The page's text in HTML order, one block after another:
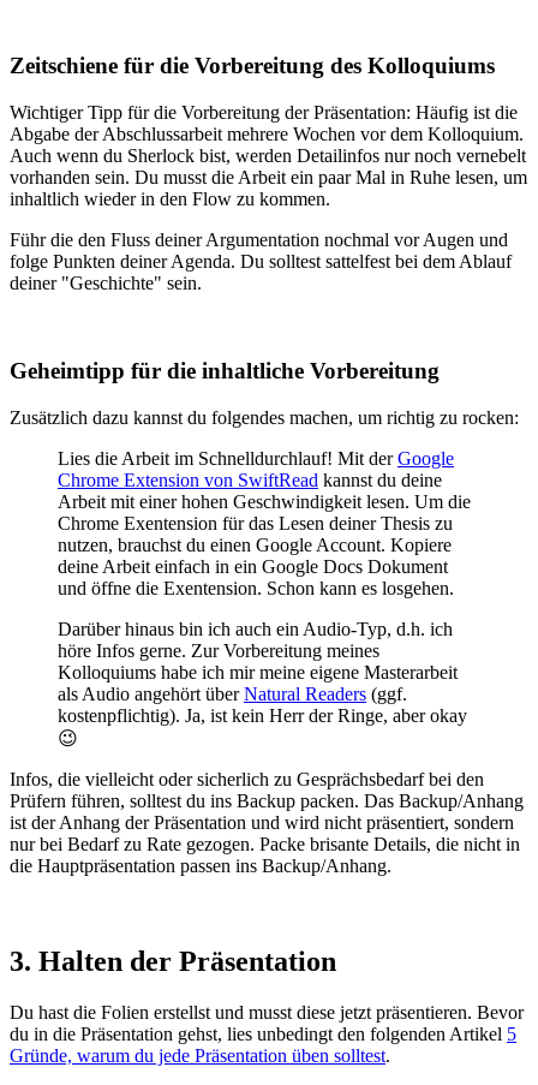
Zeitschiene für die Vorbereitung des Kolloquiums
Wichtiger Tipp für die Vorbereitung der Präsentation: Häufig ist die
Abgabe der Abschlussarbeit mehrere Wochen vor dem Kolloquium.
Auch wenn du Sherlock bist, werden Detailinfos nur noch vernebelt
vorhanden sein. Du musst die Arbeit ein paar Mal in Ruhe lesen, um
inhaltlich wieder in den Flow zu kommen.
Führ die den Fluss deiner Argumentation nochmal vor Augen und
folge Punkten deiner Agenda. Du solltest sattelfest bei dem Ablauf
deiner "Geschichte" sein.
Geheimtipp für die inhaltliche Vorbereitung
Zusätzlich dazu kannst du folgendes machen, um richtig zu rocken:
Lies die Arbeit im Schnelldurchlauf! Mit derGoogle
Chrome Extension von SwiftRead kannst du deine
Arbeit mit einer hohen Geschwindigkeit lesen. Um die
Chrome Exentension für das Lesen deiner Thesis zu
nutzen, brauchst du einen Google Account. Kopiere
deine Arbeit einfach in ein Google Docs Dokument
und öffne die Exentension. Schon kann es losgehen.
Darüber hinaus bin ich auch ein Audio-Typ, d.h. ich
höre Infos gerne. Zur Vorbereitung meines
Kolloquiums habe ich mir meine eigene Masterarbeit
als Audio angehört überNatural Readers (ggf.
kostenpflichtig). Ja, ist kein Herr der Ringe, aber okay
😉
Infos, die vielleicht oder sicherlich zu Gesprächsbedarf bei den
Prüfern führen, solltest du ins Backup packen. Das Backup/Anhang
ist der Anhang der Präsentation und wird nicht präsentiert, sondern
nur bei Bedarf zu Rate gezogen. Packe brisante Details, die nicht in
die Hauptpräsentation passen ins Backup/Anhang.
3. Halten der Präsentation
Du hast die Folien erstellst und musst diese jetzt präsentieren. Bevor
du in die Präsentation gehst, lies unbedingt den folgenden Artikel 5
Gründe, warum du jede Präsentation üben solltest.